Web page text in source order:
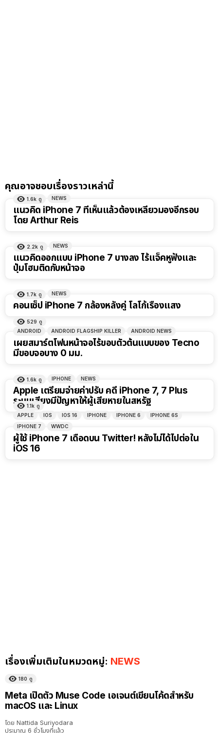
คุณอาจชอบเรื่องราวเหล่านี้
1.6k ดู NEWS
แนวคิด iPhone 7 ที่เห็นแล้วต้องเหลียวมองอีกรอบ
โดย Arthur Reis
2.2k ดู NEWS
แนวคิดออกแบบ iPhone 7 บางลง ไร้แจ็คหูฟังและ
ปุ่มโฮมติดกับหน้าจอ
1.7k ดู NEWS
คอนเซ็ป iPhone 7 กล้องหลังคู่ โลโก้เรืองแสง
529 ดู
ANDROID
ANDROID FLAGSHIP KILLER ANDROID NEWS
เผยสมาร์ตโฟนหน้าจอไร้ขอบตัวต้นแบบของ Tecno
มีขอบจอบาง 0 มม.
1.6k ดู IPHONE NEWS
Apple เตรียมจ่ายค่าปรับ คดี iPhone 7, 7 Plus
ระบบเสียงมีปัญหาให้ผู้เสียหายในสหรัฐ
1.1k ดู
APPLE
IOS IOS 16 IPHONE IPHONE 6
IPHONE 6S
IPHONE 7
WWDC
ผู้ใช้ iPhone 7 เดือดบน Twitter! หลังไม่ได้ไปต่อใน
iOS 16
เรื่องเพิ่มเติมในหมวดหมู่: NEWS
180 ดู
Meta เปิดตัว Muse Code เอเจนต์เขียนโค้ดสำหรับ
macOS และ Linux
โดย Nattida Suriyodara
ประมาณ 6 ชั่วโมงที่แล้ว